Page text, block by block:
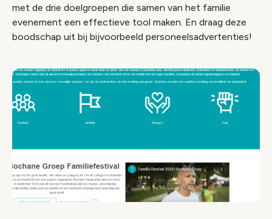
met de drie doelgroepen die samen van het familie
evenement een effectieve tool maken. En draag deze
boodschap uit bij bijvoorbeeld personeelsadvertenties!